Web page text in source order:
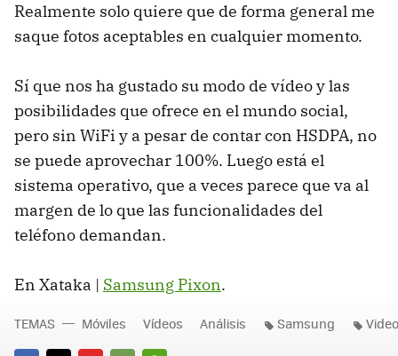
Realmente solo quiere que de forma general me
saque fotos aceptables en cualquier momento.
Sí que nos ha gustado su modo de vídeo y las
posibilidades que ofrece en el mundo social,
pero sin WiFi y a pesar de contar con HSDPA, no
se puede aprovechar 100%. Luego está el
sistema operativo, que a veces parece que va al
margen de lo que las funcionalidades del
teléfono demandan.
En Xataka | Samsung Pixon.
TEMAS Móviles Vídeos Análisis Samsung